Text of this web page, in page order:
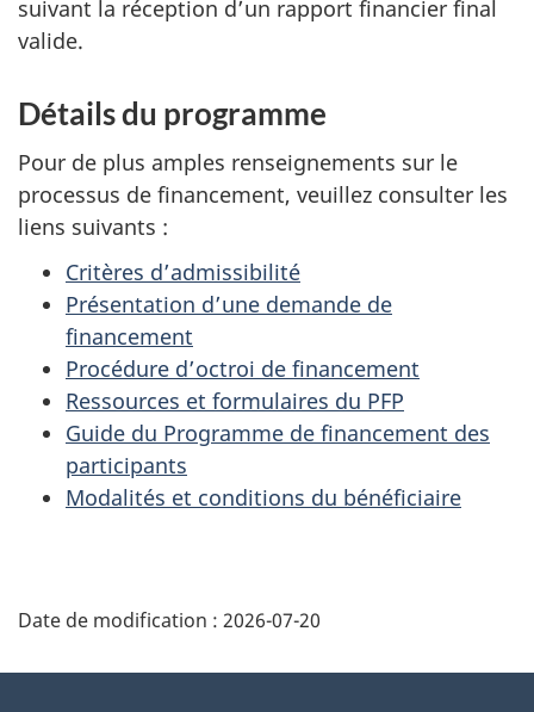
suivant la réception d’un rapport financier final
valide.
Détails du programme
Pour de plus amples renseignements sur le
processus de financement, veuillez consulter les
liens suivants :
Critères d’admissibilité
Présentation d’une demande de
financement
Procédure d’octroi de financement
Ressources et formulaires du PFP
Guide du Programme de financement des
participants
Modalités et conditions du bénéficiaire
é
Date de modification : 2026-07-20